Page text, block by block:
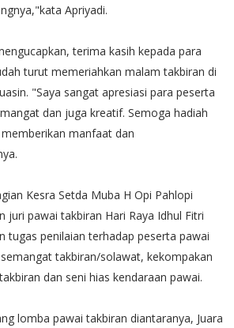
Apriyadi.
terima kasih kepada para
turut memeriahkan malam takbiran di
"Saya sangat apresiasi para peserta
dan juga kreatif. Semoga hadiah
manfaat dan
Kesra Setda Muba H Opi Pahlopi
juri pawai takbiran Hari Raya Idhul Fitri
tugas penilaian terhadap peserta pawai
takbiran/solawat, kekompakan
dan seni hias kendaraan pawai.
lomba pawai takbiran diantaranya, Juara